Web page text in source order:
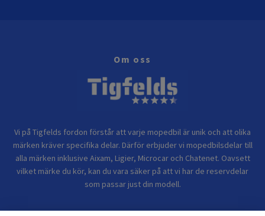
Om oss
Vi på Tigfelds fordon förstår att varje mopedbil är unik och att olika
märken kräver specifika delar. Därför erbjuder vi mopedbilsdelar till
alla märken inklusive Aixam, Ligier, Microcar och Chatenet. Oavsett
vilket märke du kör, kan du vara säker på att vi har de reservdelar
som passar just din modell.